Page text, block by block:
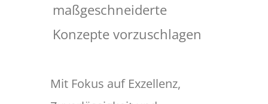
maßgeschneiderte
Konzepte vorzuschlagen
Mit Fokus auf Exzellenz,